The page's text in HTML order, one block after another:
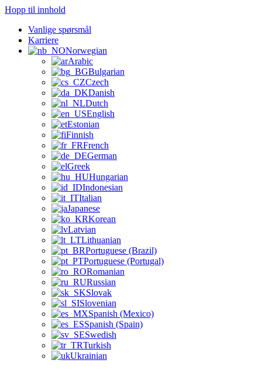
Hopp til innhold
Vanlige spørsmål
Karriere
Norwegian
Arabic
Bulgarian
Czech
Danish
Dutch
English
Estonian
Finnish
French
German
Greek
Hungarian
Indonesian
Italian
Japanese
Korean
Latvian
Lithuanian
Portuguese (Brazil)
Portuguese (Portugal)
Romanian
Russian
Slovak
Slovenian
Spanish (Mexico)
Spanish (Spain)
Swedish
Turkish
Ukrainian